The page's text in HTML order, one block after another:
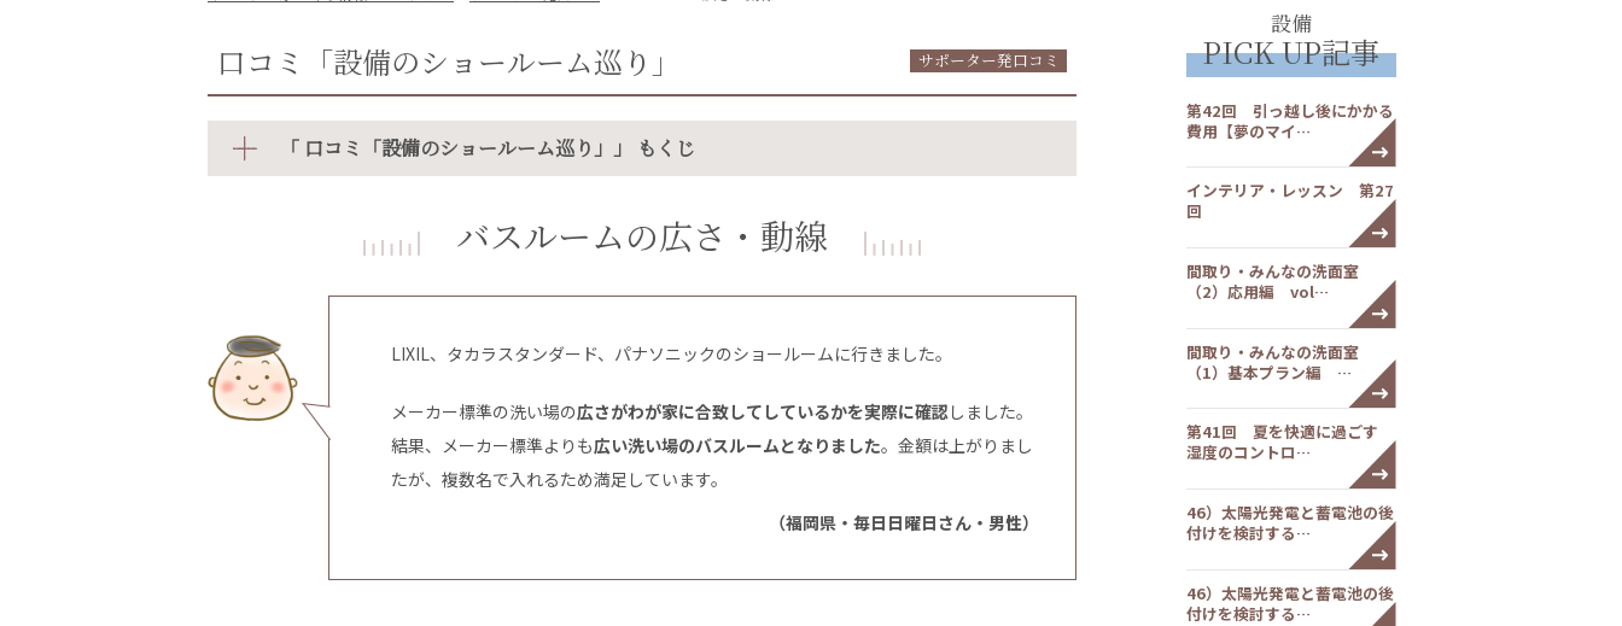
口コミ「設備のショールーム巡り」 サポーター発口コミ
「 口コミ「設備のショールーム巡り」」 もくじ
バスルームの広さ・動線
LIXIL、タカラスタンダード、パナソニックのショールームに行きました。
メーカー標準の洗い場の広さがわが家に合致してしているかを実際に確認 しました。
結果、メーカー標準よりも広い洗い場のバスルームとなりました。金額は上がりまし
たが、複数名で入れるため満足しています。
（福岡県・毎日日曜日さん・男性）
設備
PICK UP記事
第42回 引っ越し後にかかる
費用【夢のマイ…
インテリア・レッスン 第27
回
間取り・みんなの洗面室
（2）応用編 vol…
間取り・みんなの洗面室
（1）基本プラン編 …
第41回 夏を快適に過ごす
湿度のコントロ…
46）太陽光発電と蓄電池の後
付けを検討する…
46）太陽光発電と蓄電池の後
付けを検討する…